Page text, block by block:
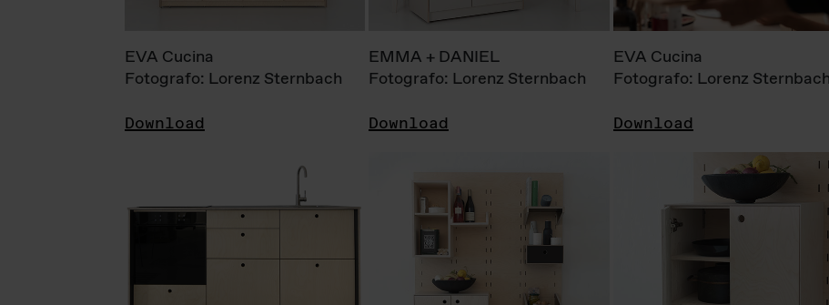
EVA Cucina
Fotografo: Lorenz Sternbach
Download
EMMA + DANIEL
Fotografo: Lorenz Sternbach
Download
EVA Cucina
Fotografo: Lorenz Sternbach
Download